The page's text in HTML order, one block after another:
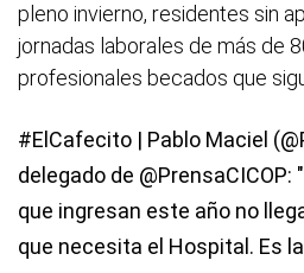
pleno invierno, residentes sin
jornadas laborales de más de
profesionales becados que
#ElCafecito | Pablo Maciel (
delegado de @PrensaCICOP:
que ingresan este año no
que necesita el Hospital. Es